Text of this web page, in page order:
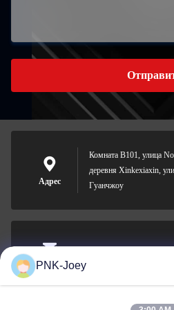
Адрес
Комната B101, улица
деревня Xinkexiaxin,
Гуанчжоу
Электронная
PNK-Joey